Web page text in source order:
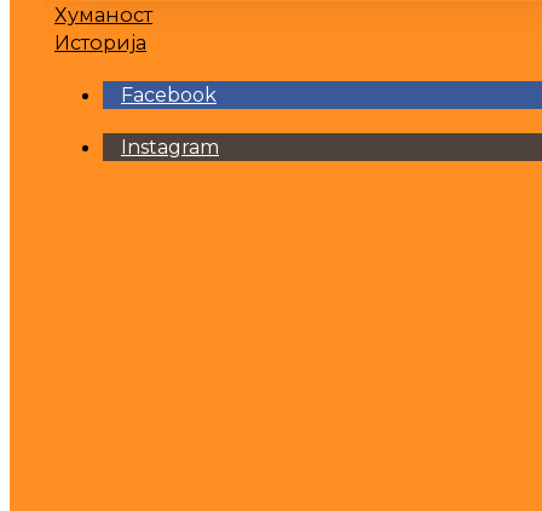
Хуманост
Историја
Facebook
Instagram